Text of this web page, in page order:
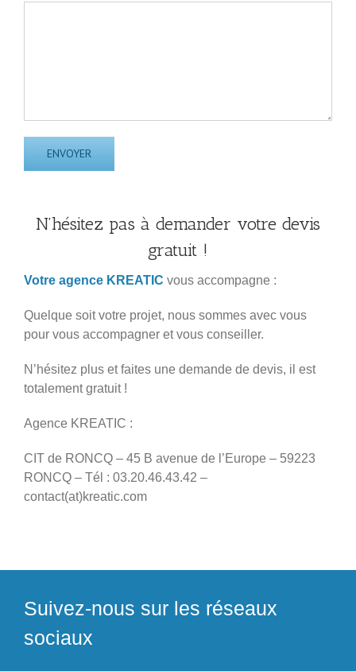
N’hésitez pas à demander votre devis
gratuit !
Votre agence KREATIC vous accompagne :
Quelque soit votre projet, nous sommes avec vous
pour vous accompagner et vous conseiller.
N’hésitez plus et faites une demande de devis, il est
totalement gratuit !
Agence KREATIC :
CIT de RONCQ – 45 B avenue de l’Europe – 59223
RONCQ – Tél : 03.20.46.43.42 –
contact(at)kreatic.com
Suivez-nous sur les réseaux
sociaux